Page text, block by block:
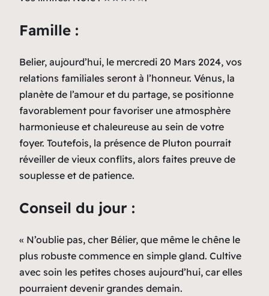
Famille :
Belier, aujourd’hui, le mercredi 20 Mars 2024, vos
relations familiales seront à l’honneur. Vénus, la
planète de l’amour et du partage, se positionne
favorablement pour favoriser une atmosphère
harmonieuse et chaleureuse au sein de votre
foyer. Toutefois, la présence de Pluton pourrait
réveiller de vieux conflits, alors faites preuve de
souplesse et de patience.
Conseil du jour :
« N’oublie pas, cher Bélier, que même le chêne le
plus robuste commence en simple gland. Cultive
avec soin les petites choses aujourd’hui, car elles
pourraient devenir grandes demain.